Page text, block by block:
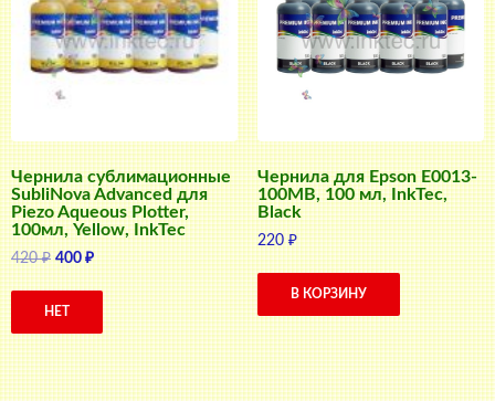
Чернила сублимационные
SubliNova Advanced для
Piezo Aqueous Plotter,
100мл, Yellow, InkTec
420₽ Первоначальная
цена
составляла
400₽Текущая
цена:
400 ₽.
НЕТ
Чернила для Epson E0013-
100MB, 100 мл, InkTec,
Black
220₽
В КОРЗИНУ